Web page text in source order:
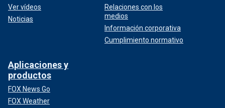
Ver vídeos
Noticias
Relaciones con los
medios
Información corporativa
Cumplimiento normativo
Aplicaciones y
productos
FOX News Go
FOX Weather